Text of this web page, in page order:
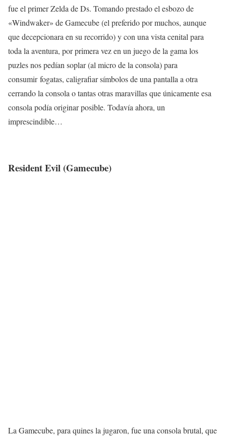
fue el primer Zelda de Ds. Tomando prestado el esbozode
«Windwaker» de Gamecube (el preferidopor muchos, aunque
que decepcionara en su recorrido) y con una vista cenital para
toda la aventura, por primera vez en un juego de la gama los
puzles nos pedían soplar (al micro de la consola) para
consumirfogatas, caligrafiarsímbolos de una pantalla a otra
cerrando la consola o tantas otrasmaravillasqueúnicamenteesa
consola podía originarposible. Todavía ahora, un
imprescindible…
Resident Evil (Gamecube)
La Gamecube, para quines la jugaron, fue una consola brutal, que